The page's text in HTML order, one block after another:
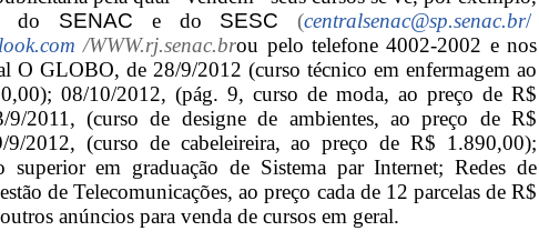
do SENAC e do SESC (centralsenac@sp.senac.br/
/WWW.rj.senac.brou pelo telefone 4002-2002 e nos
O GLOBO, de 28/9/2012 (curso técnico em enfermagem ao
08/10/2012, (pág. 9, curso de moda, ao preço de R$
9/2011, (curso de designe de ambientes, ao preço de R$
9/2012, (curso de cabeleireira, ao preço de R$ 1.890,00);
superior em graduação de Sistema par Internet; Redes de
de Telecomunicações, ao preço cada de 12 parcelas de R$
anúncios para venda de cursos em geral.